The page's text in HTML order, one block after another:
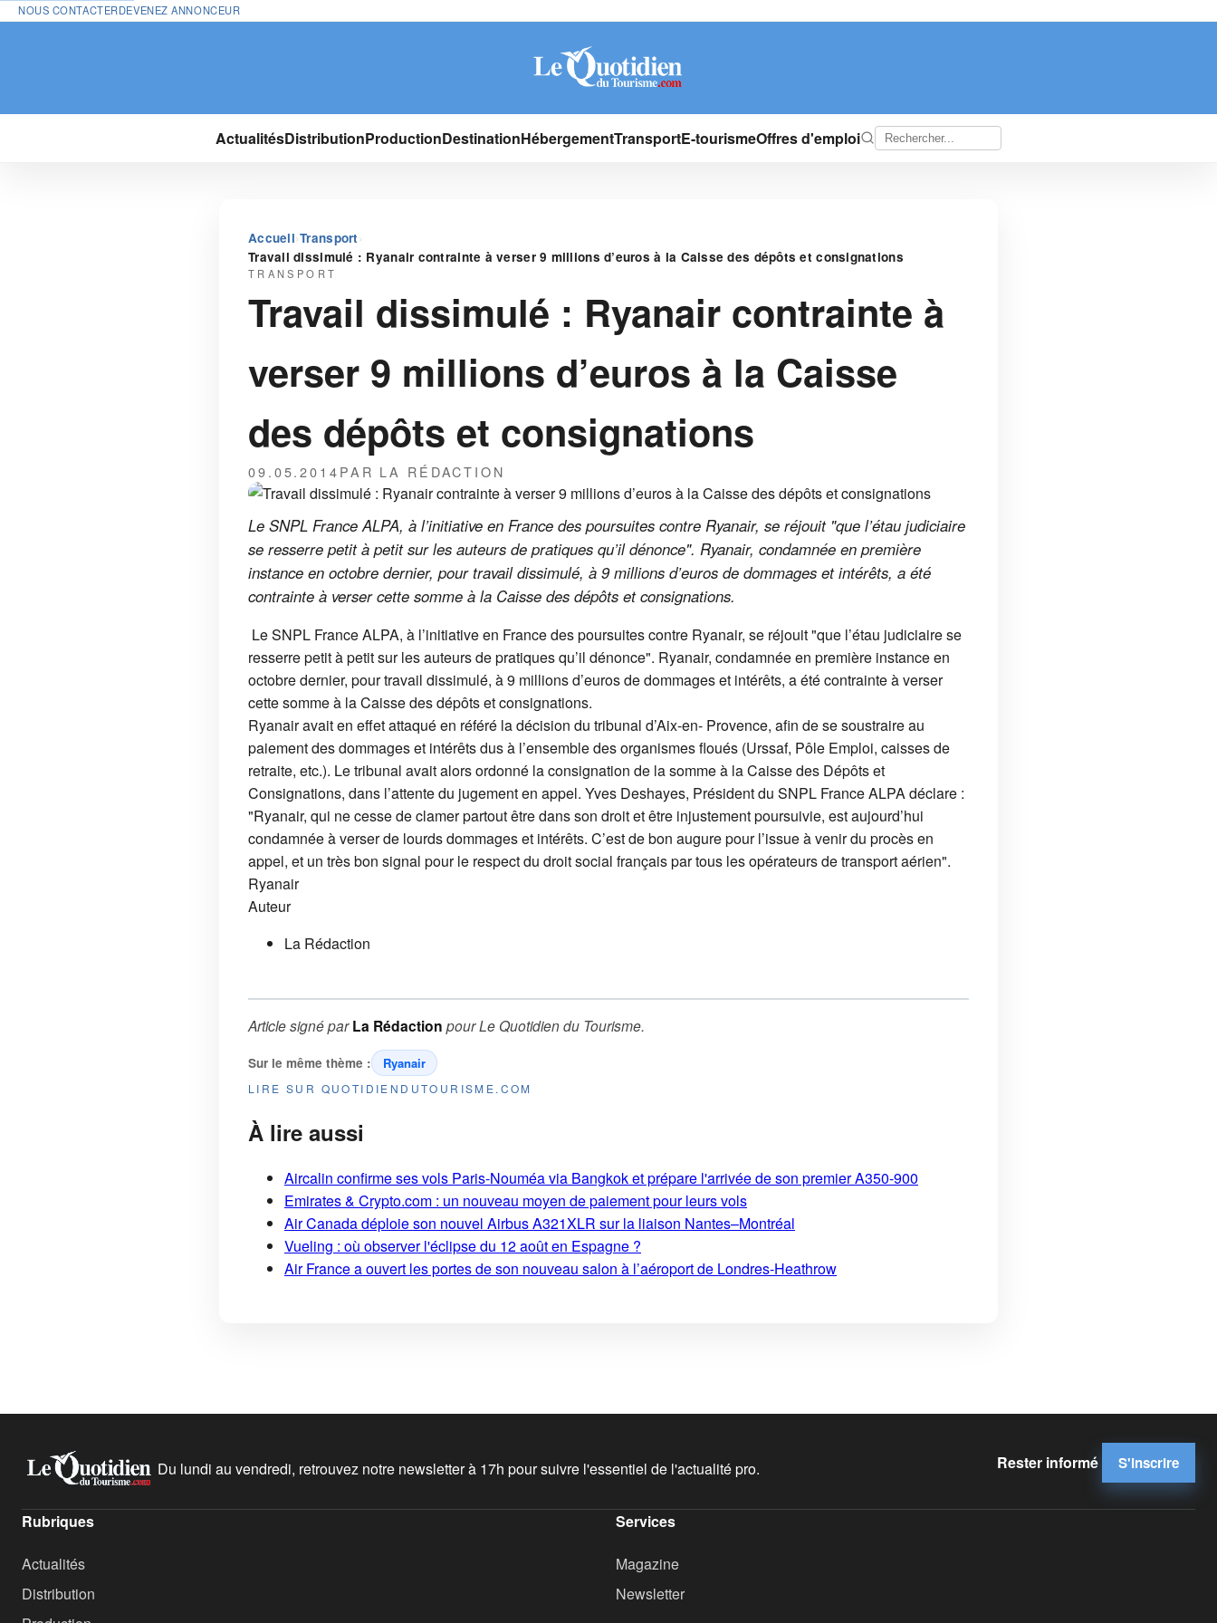
NOUS CONTACTERDEVENEZ ANNONCEUR
ActualitésDistributionProductionDestinationHébergementTransportE-tourismeOffres d'emploi
Accueil›Transport ›
Travail dissimulé : Ryanair contrainte à verser 9 millions d’euros à la Caisse des dépôts et consignations
TRANSPORT
Travail dissimulé : Ryanair contrainte à
verser 9 millions d’euros à la Caisse
des dépôts et consignations
09.05.2014PAR LA RÉDACTION
Le SNPL France ALPA, à l’initiative en France des poursuites contre Ryanair, se réjouit "que l’étau judiciaire
se resserre petit à petit sur les auteurs de pratiques qu’il dénonce". Ryanair, condamnée en première
instance en octobre dernier, pour travail dissimulé, à 9 millions d’euros de dommages et intérêts, a été
contrainte à verser cette somme à la Caisse des dépôts et consignations.
Le SNPL France ALPA, à l’initiative en France des poursuites contre Ryanair, se réjouit "que l’étau judiciaire se
resserre petit à petit sur les auteurs de pratiques qu’il dénonce". Ryanair, condamnée en première instance en
octobre dernier, pour travail dissimulé, à 9 millions d’euros de dommages et intérêts, a été contrainte à verser
cette somme à la Caisse des dépôts et consignations.
Ryanair avait en effet attaqué en référé la décision du tribunal d’Aix-en- Provence, afin de se soustraire au
paiement des dommages et intérêts dus à l’ensemble des organismes floués (Urssaf, Pôle Emploi, caisses de
retraite, etc.). Le tribunal avait alors ordonné la consignation de la somme à la Caisse des Dépôts et
Consignations, dans l’attente du jugement en appel. Yves Deshayes, Président du SNPL France ALPA déclare :
"Ryanair, qui ne cesse de clamer partout être dans son droit et être injustement poursuivie, est aujourd’hui
condamnée à verser de lourds dommages et intérêts. C’est de bon augure pour l’issue à venir du procès en
appel, et un très bon signal pour le respect du droit social français par tous les opérateurs de transport aérien".
Ryanair
Auteur
La Rédaction
Article signé parLa Rédaction pourLe Quotidien du Tourisme.
Sur le même thème : Ryanair
LIRE SUR QUOTIDIENDUTOURISME.COM
À lire aussi
Aircalin confirme ses vols Paris-Nouméa via Bangkok et prépare l'arrivée de son premier A350-900
Emirates & Crypto.com : un nouveau moyen de paiement pour leurs vols
Air Canada déploie son nouvel Airbus A321XLR sur la liaison Nantes–Montréal
Vueling : où observer l'éclipse du 12 août en Espagne ?
Air France a ouvert les portes de son nouveau salon à l’aéroport de Londres-Heathrow
Du lundi au vendredi, retrouvez notre newsletter à 17h pour suivre l'essentiel de l'actualité pro. Rester informé S'inscrire
Rubriques
Actualités
Distribution
Services
Magazine
Newsletter